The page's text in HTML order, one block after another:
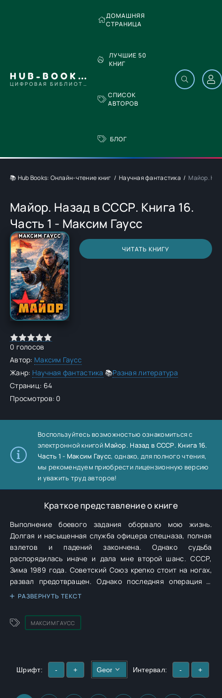
HUB-BOOKS.COM
ЦИФРОВАЯ БИБЛИОТЕКА
ДОМАШНЯЯ
СТРАНИЦА
ЛУЧШИЕ 50
КНИГ
СПИСОК
АВТОРОВ
БЛОГ
📚 Hub Books: Онлайн-чтение книг Научная фантастика Майор.
Майор. Назад в СССР. Книга 16.
Часть 1 - Максим Гаусс
ЧИТАТЬ КНИГУ
0 голосов
Автор: Максим Гаусс
Жанр: Научная фантастика 📚Разная литература
Страниц: 64
Просмотров: 0
Воспользуйтесь возможностью ознакомиться с
электронной книгой Майор. Назад в СССР. Книга 16.
Часть 1 - Максим Гаусс, однако, для полного чтения,
мы рекомендуем приобрести лицензионную версию
и уважить труд авторов!
Краткое представление о книге
Выполнение боевого задания оборвало мою жизнь.
Долгая и насыщенная служба офицера спецназа, полная
взлетов и падений закончена. Однако судьба
распорядилась иначе и дала мне второй шанс. СССР,
Зима 1989 года. Советский Союз крепко стоит на ногах,
развал предотвращен. Однако последняя операция в
Пакистане получилась грязной — разведчики сильно
новое звание, но вместе с тем его лишают командования
Спектром и отправляют далеко на Север...
РАЗВЕРНУТЬ ТЕКСТ
МАКСИМ ГАУСС
Шрифт: - + Интервал: - +